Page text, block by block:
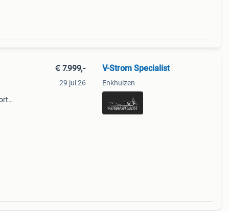
€ 7.999,-
29 jul 26
V-Strom Specialist
Enkhuizen